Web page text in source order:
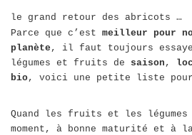
le grand retour des abricots …
Parce que c’est meilleur pour
planète , il faut toujours
légumes et fruits de saison ,
bio, voici une petite liste pour
Quand les fruits et les
moment, à bonne maturité et à